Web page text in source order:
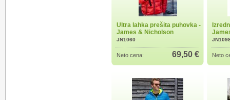
Ultra lahka prešita puhovka -
James & Nicholson
JN1060
Neto cena: 69,50 € Neto